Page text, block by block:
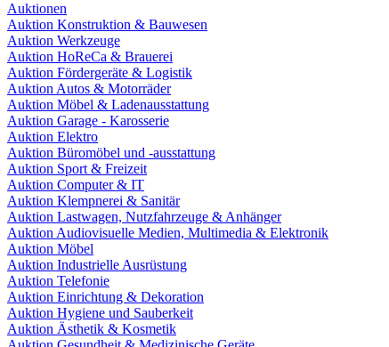
Auktionen
Auktion Konstruktion & Bauwesen
Auktion Werkzeuge
Auktion HoReCa & Brauerei
Auktion Fördergeräte & Logistik
Auktion Autos & Motorräder
Auktion Möbel & Ladenausstattung
Auktion Garage - Karosserie
Auktion Elektro
Auktion Büromöbel und -ausstattung
Auktion Sport & Freizeit
Auktion Computer & IT
Auktion Klempnerei & Sanitär
Auktion Lastwagen, Nutzfahrzeuge & Anhänger
Auktion Audiovisuelle Medien, Multimedia & Elektronik
Auktion Möbel
Auktion Industrielle Ausrüstung
Auktion Telefonie
Auktion Einrichtung & Dekoration
Auktion Hygiene und Sauberkeit
Auktion Ästhetik & Kosmetik